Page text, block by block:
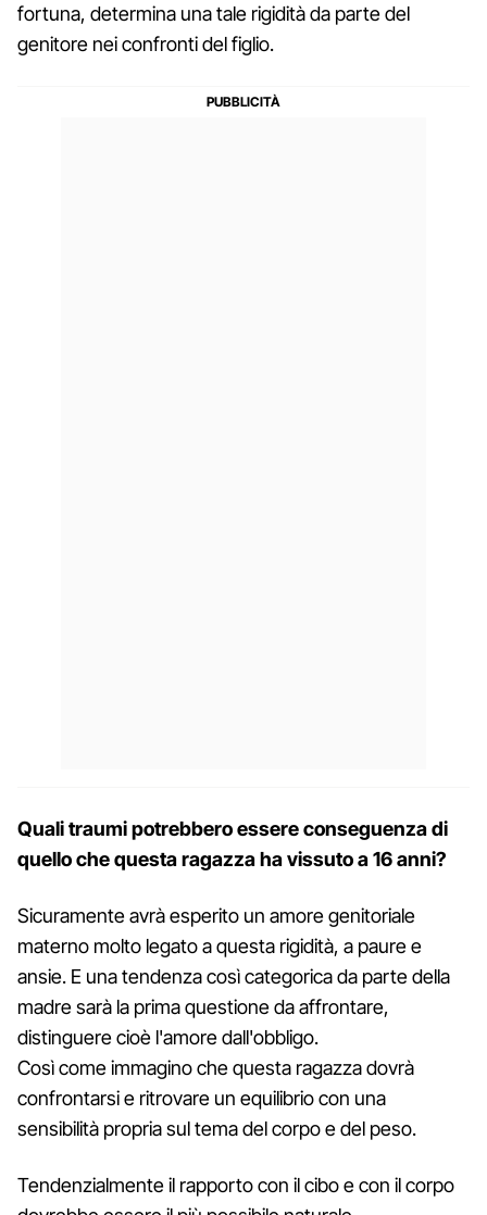
fortuna, determina una tale rigidità da parte del
genitore nei confronti del figlio.
Quali traumi potrebbero essere conseguenza di
quello che questa ragazza ha vissuto a 16 anni?
Sicuramente avrà esperito un amore genitoriale
materno molto legato a questa rigidità, a paure e
ansie. E una tendenza così categorica da parte della
madre sarà la prima questione da affrontare,
distinguere cioè l'amore dall'obbligo.
Così come immagino che questa ragazza dovrà
confrontarsi e ritrovare un equilibrio con una
sensibilità propria sul tema del corpo e del peso.
Tendenzialmente il rapporto con il cibo e con il corpo